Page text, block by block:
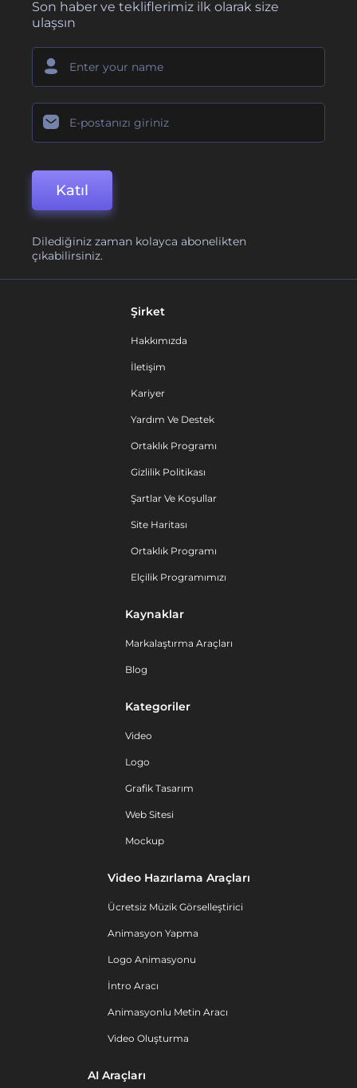
Son haber ve tekliflerimiz ilk olarak size
ulaşsın
Katıl
Dilediğiniz zaman kolayca abonelikten
çıkabilirsiniz.
Şirket
Hakkımızda
İletişim
Kariyer
Yardım Ve Destek
Ortaklık Programı
Gizlilik Politikası
Şartlar Ve Koşullar
Site Haritası
Ortaklık Programı
Elçilik Programımızı
Kaynaklar
Markalaştırma Araçları
Blog
Kategoriler
Video
Logo
Grafik Tasarım
Web Sitesi
Mockup
Video Hazırlama Araçları
Ücretsiz Müzik Görselleştirici
Animasyon Yapma
Logo Animasyonu
İntro Aracı
Animasyonlu Metin Aracı
Video Oluşturma
AI Araçları